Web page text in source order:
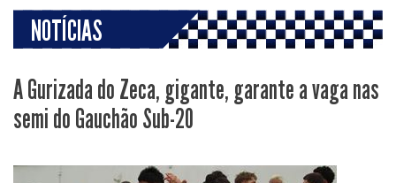
NOTÍCIAS
A Gurizada do Zeca, gigante, garante a vaga nas
semi do Gauchão Sub-20